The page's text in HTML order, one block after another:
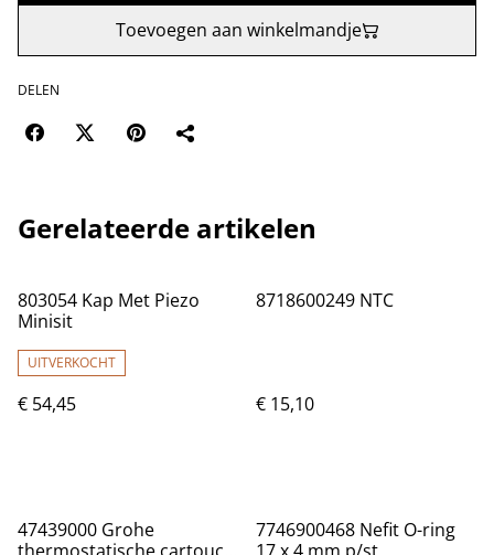
Toevoegen aan winkelmandje
DELEN
Gerelateerde artikelen
803054 Kap Met Piezo
Minisit
UITVERKOCHT
€ 54,45
8718600249 NTC
€ 15,10
47439000 Grohe
7746900468 Nefit O-ring